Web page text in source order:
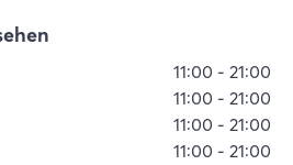
11:00 - 21:00
11:00 - 21:00
11:00 - 21:00
11:00 - 21:00